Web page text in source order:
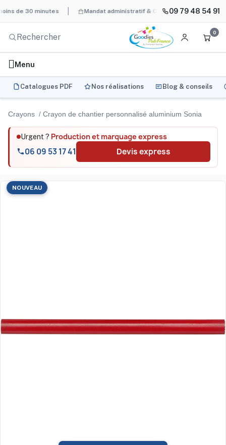
30 minutes Mandat administratif & Chorus Pro BAT
09 79 48 54 91
0
Menu
Catalogues PDF Nos réalisations Blog & conseils
Crayons Crayon de chantier personnalisé aluminium Sonia
Urgent ? Production et marquage express
06 09 53 17 41 Devis express
NOUVEAU